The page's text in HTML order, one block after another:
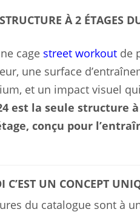
À 2 ÉTAGES
cage street workout de
une surface
et un impact visuel
est la seule structure
conçu pour
UN CONCEPT
du catalogue sont à